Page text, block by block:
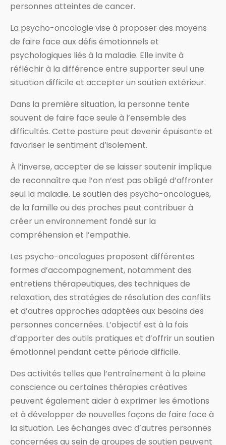
personnes atteintes de cancer.
La psycho-oncologie vise à proposer des moyens
de faire face aux défis émotionnels et
psychologiques liés à la maladie. Elle invite à
réfléchir à la différence entre supporter seul une
situation difficile et accepter un soutien extérieur.
Dans la première situation, la personne tente
souvent de faire face seule à l’ensemble des
difficultés. Cette posture peut devenir épuisante et
favoriser le sentiment d’isolement.
À l’inverse, accepter de se laisser soutenir implique
de reconnaître que l’on n’est pas obligé d’affronter
seul la maladie. Le soutien des psycho-oncologues,
de la famille ou des proches peut contribuer à
créer un environnement fondé sur la
compréhension et l’empathie.
Les psycho-oncologues proposent différentes
formes d’accompagnement, notamment des
entretiens thérapeutiques, des techniques de
relaxation, des stratégies de résolution des conflits
et d’autres approches adaptées aux besoins des
personnes concernées. L’objectif est à la fois
d’apporter des outils pratiques et d’offrir un soutien
émotionnel pendant cette période difficile.
Des activités telles que l’entraînement à la pleine
conscience ou certaines thérapies créatives
peuvent également aider à exprimer les émotions
et à développer de nouvelles façons de faire face à
la situation. Les échanges avec d’autres personnes
concernées au sein de groupes de soutien peuvent